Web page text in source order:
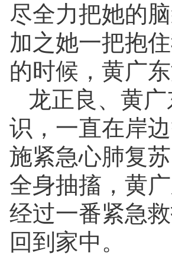
尽全力把她的
加之她一把抱
的时候，黄广
龙正良、黄
识，一直在岸
施紧急心肺复
全身抽搐，黄
经过一番紧急
回到家中。